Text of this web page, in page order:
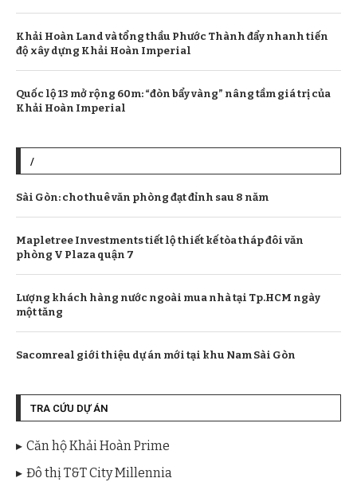
Khải Hoàn Land và tổng thầu Phước Thành đẩy nhanh tiến
độ xây dựng Khải Hoàn Imperial
Quốc lộ 13 mở rộng 60m: “đòn bẩy vàng” nâng tầm giá trị của
Khải Hoàn Imperial
/
Sài Gòn: cho thuê văn phòng đạt đỉnh sau 8 năm
Mapletree Investments tiết lộ thiết kế tòa tháp đôi văn
phòng V Plaza quận 7
Lượng khách hàng nước ngoài mua nhà tại Tp.HCM ngày
một tăng
Sacomreal giới thiệu dự án mới tại khu Nam Sài Gòn
TRA CỨU DỰ ÁN
Căn hộ Khải Hoàn Prime
Đô thị T&T City Millennia